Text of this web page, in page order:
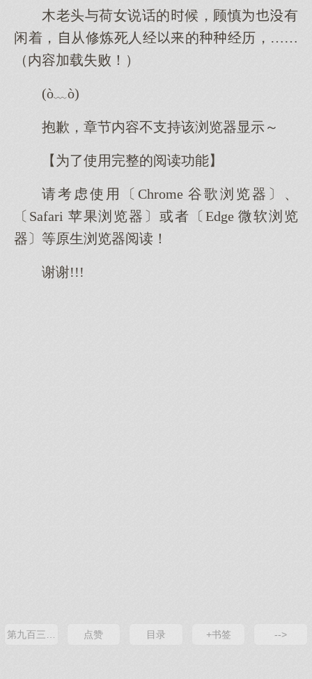
木老头与荷女说话的候，顾慎有
闲着，从修炼死人经的经历，……
（内容加载失败！）
(ò﹏ò)
抱歉，章节内容不支持该浏览器显示～
【为了使用完整的阅读功能】
请考虑使用〔Chrome 谷歌浏览器〕、
〔Safari 苹果浏览器〕或者〔Edge 微软浏览
器〕等原生浏览器阅读！
谢谢!!!
第九百三十五章 自杀
点赞 目录 +书签 -->